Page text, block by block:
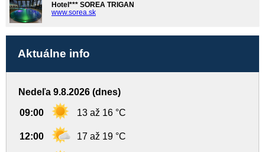
Hotel*** SOREA TRIGAN
www.sorea.sk
Aktuálne info
Nedeľa 9.8.2026 (dnes)
09:00 13 až 16 °C
12:00 17 až 19 °C